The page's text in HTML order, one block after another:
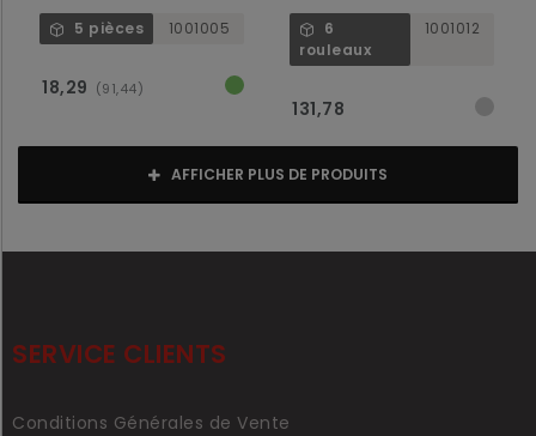
5 pièces 1001005
18,29 (91,44)
6
rouleaux
1001012
131,78
AFFICHER PLUS DE PRODUITS
SERVICE CLIENTS
Conditions Générales de Vente